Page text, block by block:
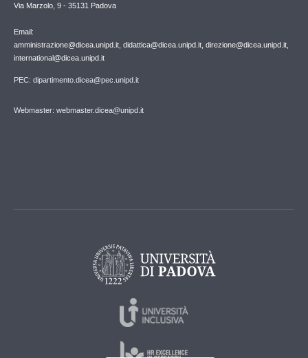
Via Marzolo, 9 - 35131 Padova
Email:
amministrazione@dicea.unipd.it, didattica@dicea.unipd.it, direzione@dicea.unipd.it,
international@dicea.unipd.it
PEC: dipartimento.dicea@pec.unipd.it
Webmaster: webmaster.dicea@unipd.it